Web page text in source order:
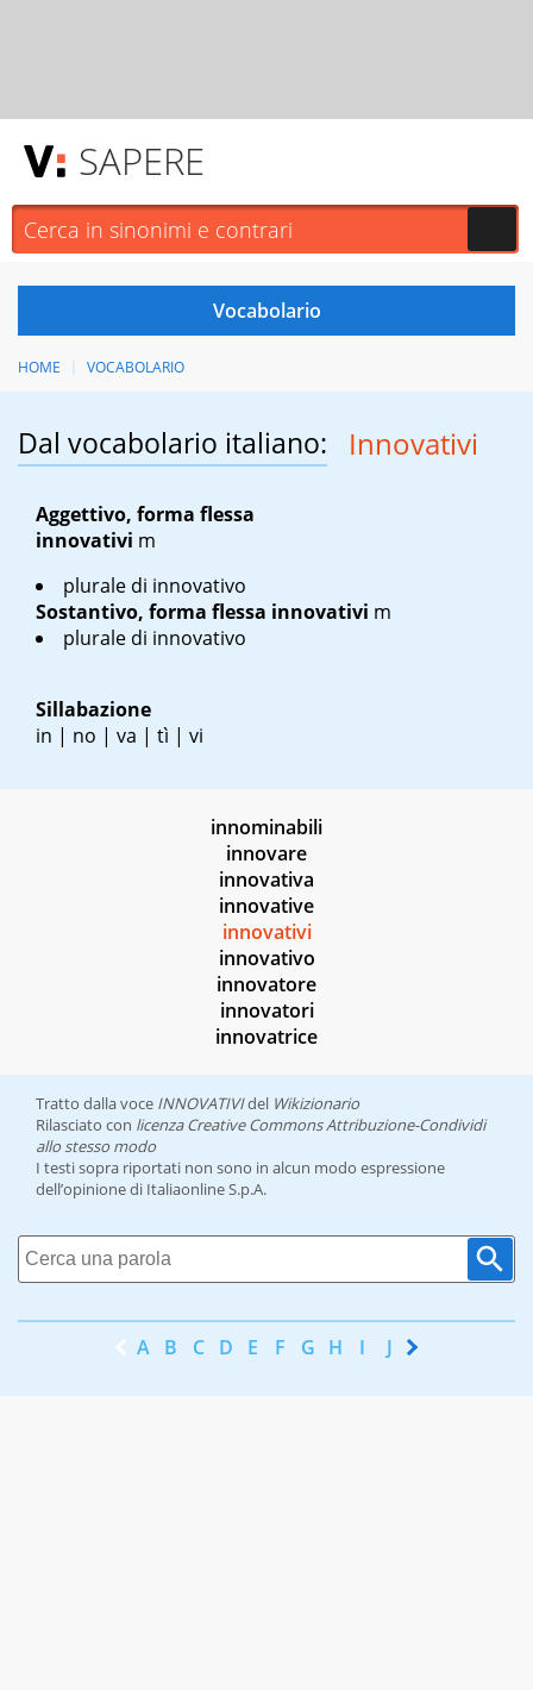
SAPERE
HOME VOCABOLARIO
Dal vocabolario italiano: Innovativi
Aggettivo, forma flessa
innovativi m
plurale di innovativo
Sostantivo, forma flessa innovativi m
plurale di innovativo
Sillabazione
in | no | va | tì | vi
innominabili
innovare
innovativa
innovative
innovativi
innovativo
innovatore
innovatori
innovatrice
Tratto dalla voce INNOVATIVIdel Wikizionario
Rilasciato con licenza Creative Commons Attribuzione-Condividi
allo stesso modo
I testi sopra riportati non sono in alcun modo espressione
dell’opinione di Italiaonline S.p.A.
A B C D E F G H I J K